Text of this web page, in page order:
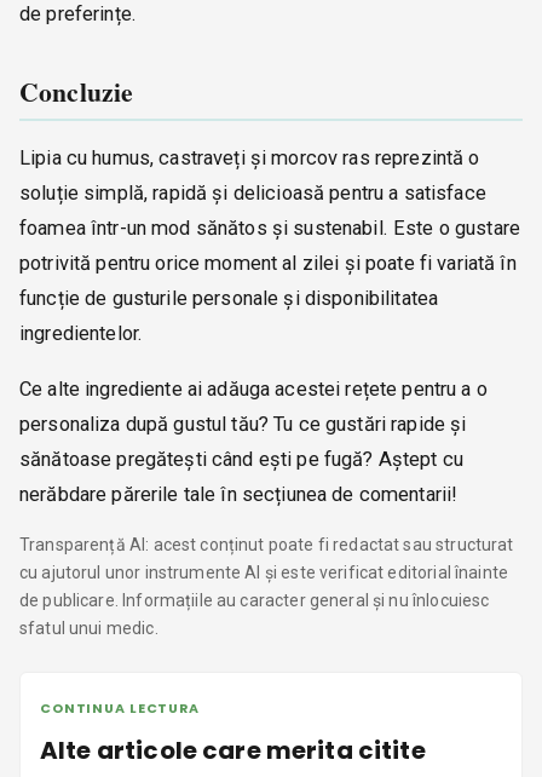
de preferințe.
Concluzie
Lipia cu humus, castraveți și morcov ras reprezintă o
soluție simplă, rapidă și delicioasă pentru a satisface
foamea într-un mod sănătos și sustenabil. Este o gustare
potrivită pentru orice moment al zilei și poate fi variată în
funcție de gusturile personale și disponibilitatea
ingredientelor.
Ce alte ingrediente ai adăuga acestei rețete pentru a o
personaliza după gustul tău? Tu ce gustări rapide și
sănătoase pregătești când ești pe fugă? Aștept cu
nerăbdare părerile tale în secțiunea de comentarii!
Transparență AI: acest conținut poate fi redactat sau structurat
cu ajutorul unor instrumente AI și este verificat editorial înainte
de publicare. Informațiile au caracter general și nu înlocuiesc
sfatul unui medic.
CONTINUA LECTURA
Alte articole care merita citite